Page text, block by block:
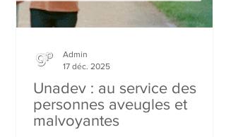
Unadev : au service des
personnes aveugles et
malvoyantes
Admin
17 déc. 2025